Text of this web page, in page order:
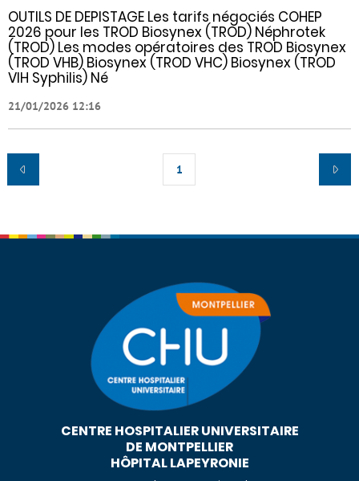
OUTILS DE DEPISTAGE Les tarifs négociés COHEP
2026 pour les TROD Biosynex (TROD) Néphrotek
(TROD) Les modes opératoires des TROD Biosynex
(TROD VHB) Biosynex (TROD VHC) Biosynex (TROD
VIH Syphilis) Né
21/01/2026 12:16
1
CENTRE HOSPITALIER UNIVERSITAIRE
DE MONTPELLIER
HÔPITAL LAPEYRONIE